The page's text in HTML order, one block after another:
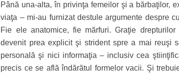
Până una-alta, în privinţa femeilor şi a bărbaţilor,
viaţa – mi-au furnizat destule argumente despre
Fie ele anatomice, fie mărfuri. Graţie
devenit prea expli­cit şi strident spre a mai reuşi
personală şi nici informaţia – inclusiv cea
precis ce se află îndărătul formelor vacii. Şi